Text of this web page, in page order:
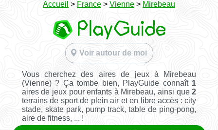
Accueil > France > Vienne > Mirebeau
Voir autour de moi
Vous cherchez des aires de jeux à Mirebeau
(Vienne) ? Ça tombe bien, PlayGuide connaît 1
aires de jeux pour enfants à Mirebeau, ainsi que2
terrains de sport de plein air et en libre accès : city
stade, skate park, pump track, table de ping-pong,
aire de fitness, ... !